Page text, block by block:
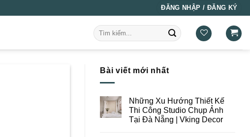
ĐĂNG NHẬP / ĐĂNG KÝ
Tìm
kiếm:
Bài viết mới nhất
Những Xu Hướng Thiết Kế
Thi Công Studio Chụp Ảnh
Tại Đà Nẵng | Vking Decor